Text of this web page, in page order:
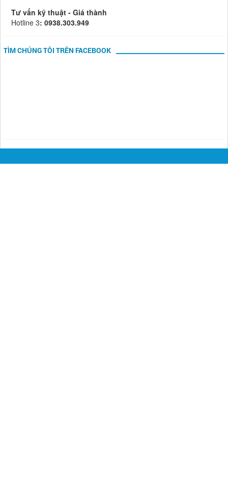
Tư vấn kỹ thuật - Giá thành
Hotline 3: 0938.303.949
TÌM CHÚNG TÔI TRÊN FACEBOOK